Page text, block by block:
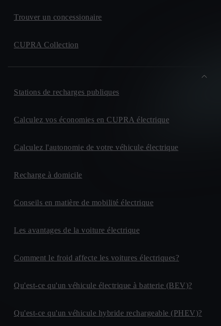
Trouver un concessionaire
CUPRA Collection
Stations de recharges publiques
Calculez vos économies en CUPRA électrique
Calculez l'autonomie de votre véhicule électrique
Recharge à domicile
Conseils en matière de mobilité électrique
Les avantages de la voiture électrique
Comment le froid affecte les voitures électriques?
Qu'est-ce qu'un véhicule électrique à batterie (BEV)?
Qu'est-ce qu'un véhicule hybride rechargeable (PHEV)?